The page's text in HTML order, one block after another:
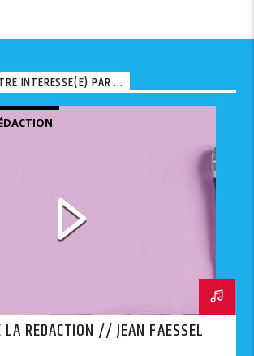
INTÉRESSÉ(E) PAR ...
REDACTION // JEAN FAESSEL